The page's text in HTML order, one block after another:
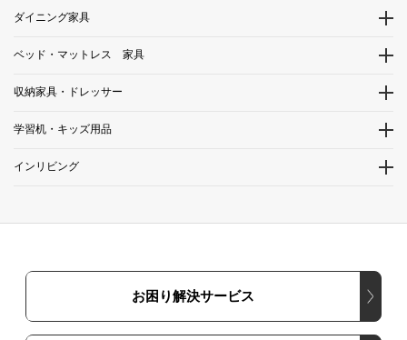
ダイニング家具
ベッド・マットレス 家具
収納家具・ドレッサー
学習机・キッズ用品
インリビング
お困り解決サービス